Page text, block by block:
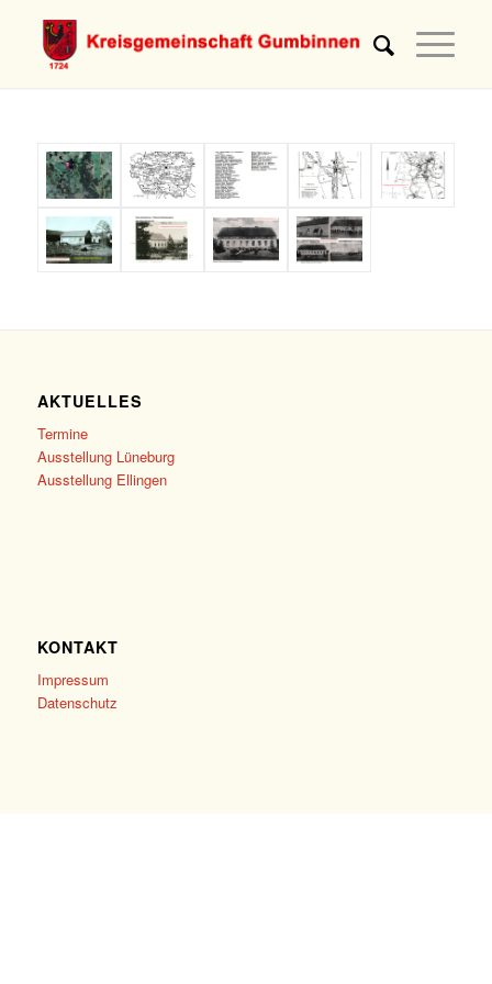
AKTUELLES
Termine
Ausstellung Lüneburg
Ausstellung Ellingen
KONTAKT
Impressum
Datenschutz